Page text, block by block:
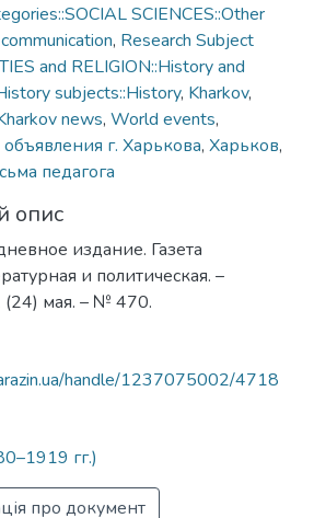
SCIENCES::Other
, Research Subject
and RELIGION::History and
subjects::History, Kharkov,
news, World events,
объявления г. Харькова, Харьков,
педагога
опис
издание. Газета
и политическая. –
(24) мая. – № 470.
handle/1237075002/4718
гг.)
про документ